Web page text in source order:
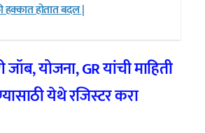
हक्कात होतात बदल |
जॉब,योजना, GRयांची माहिती
येथे रजिस्टर करा